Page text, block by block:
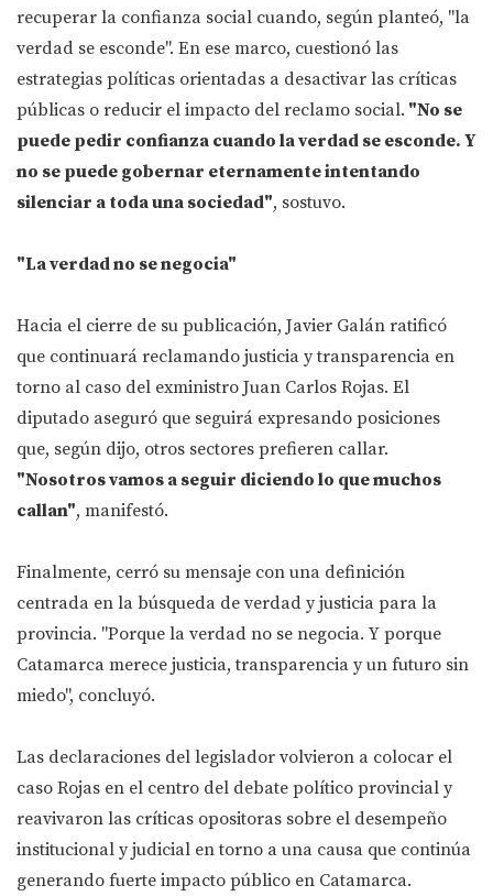
recuperar la confianza social cuando, según planteó, "la
verdad se esconde". En ese marco, cuestionó las
estrategias políticas orientadas a desactivar las críticas
públicas o reducir el impacto del reclamo social. "No se
puede pedir confianza cuando la verdad se esconde. Y
no se puede gobernar eternamente intentando
silenciar a toda una sociedad", sostuvo.
"La verdad no se negocia"
Hacia el cierre de su publicación, Javier Galán ratificó
que continuará reclamando justicia y transparencia en
torno al caso del exministro Juan Carlos Rojas. El
diputado aseguró que seguirá expresando posiciones
que, según dijo, otros sectores prefieren callar.
"Nosotros vamos a seguir diciendo lo que muchos
callan", manifestó.
Finalmente, cerró su mensaje con una definición
centrada en la búsqueda de verdad y justicia para la
provincia. "Porque la verdad no se negocia. Y porque
Catamarca merece justicia, transparencia y un futuro sin
miedo", concluyó.
Las declaraciones del legislador volvieron a colocar el
caso Rojas en el centro del debate político provincial y
reavivaron las críticas opositoras sobre el desempeño
institucional y judicial en torno a una causa que continúa
generando fuerte impacto público en Catamarca.